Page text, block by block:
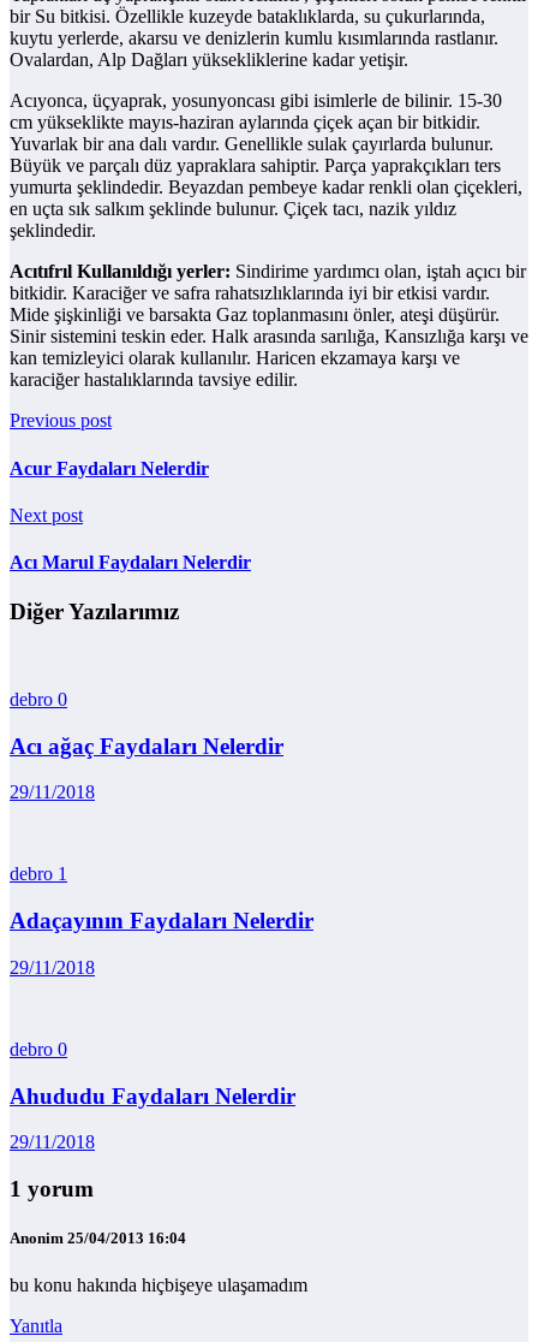
bir Su bitkisi. Özellikle kuzeyde bataklıklarda, su çukurlarında,
kuytu yerlerde, akarsu ve denizlerin kumlu kısımlarında rastlanır.
Ovalardan, Alp Dağları yüksekliklerine kadar yetişir.
Acıyonca, üçyaprak, yosunyoncası gibi isimlerle de bilinir. 15-30
cm yükseklikte mayıs-haziran aylarında çiçek açan bir bitkidir.
Yuvarlak bir ana dalı vardır. Genellikle sulak çayırlarda bulunur.
Büyük ve parçalı düz yapraklara sahiptir. Parça yaprakçıkları ters
yumurta şeklindedir. Beyazdan pembeye kadar renkli olan çiçekleri,
en uçta sık salkım şeklinde bulunur. Çiçek tacı, nazik yıldız
şeklindedir.
Acıtıfrıl Kullanıldığı yerler: Sindirime yardımcı olan, iştah açıcı bir
bitkidir. Karaciğer ve safra rahatsızlıklarında iyi bir etkisi vardır.
Mide şişkinliği ve barsakta Gaz toplanmasını önler, ateşi düşürür.
Sinir sistemini teskin eder. Halk arasında sarılığa, Kansızlığa karşı ve
kan temizleyici olarak kullanılır. Haricen ekzamaya karşı ve
karaciğer hastalıklarında tavsiye edilir.
Previous post
Acur Faydaları Nelerdir
Next post
Acı Marul Faydaları Nelerdir
Diğer Yazılarımız
debro 0
Acı ağaç Faydaları Nelerdir
29/11/2018
debro 1
Adaçayının Faydaları Nelerdir
29/11/2018
debro 0
Ahududu Faydaları Nelerdir
29/11/2018
1 yorum
Anonim 25/04/2013 16:04
bu konu hakında hiçbişeye ulaşamadım
Yanıtla